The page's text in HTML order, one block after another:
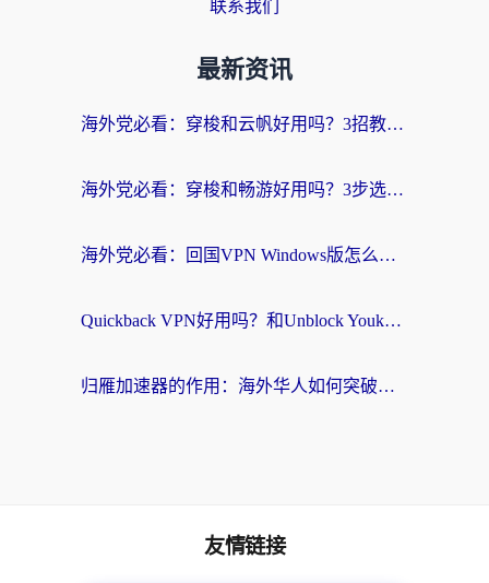
联系我们
最新资讯
海外党必看：穿梭和云帆好用吗？3招教你选对回国加速器（附PTT翻墙+QuickbackFly2CN对比）
海外党必看：穿梭和畅游好用吗？3步选对回国加速器，无缝刷国内剧玩国服
海外党必看：回国VPN Windows版怎么选？3步找到最适合你的无缝访问方案
Quickback VPN好用吗？和Unblock YoukuVPN对比哪个回国效果更好？海外党无缝访问国内资源的实用指南
归雁加速器的作用：海外华人如何突破地域限制，无缝拥抱国内资源？
友情链接